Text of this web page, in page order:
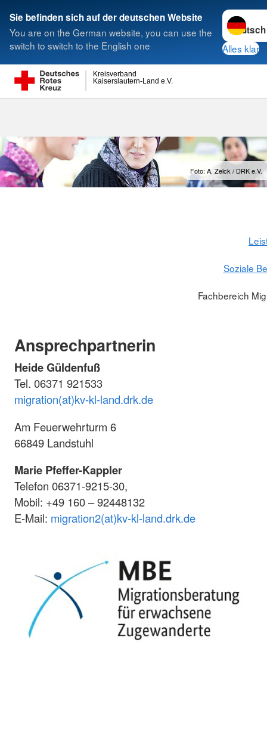
Sie befinden sich auf der deutschen Website
You are on the German website, you can use the
switch to switch to the English one
Sprache
Alles klar
Kaiserslautern-Land e.V.
Kreisverband
Suche
Foto: A. Zelck / DRK e.V.
Soziale
Fachbereich
Ansprechpartnerin
Heide Güldenfuß
Tel. 06371 921533
migration(at)kv-kl-land.drk.de
Am Feuerwehrturm 6
66849 Landstuhl
Marie Pfeffer-Kappler
Telefon 06371-9215-30,
Mobil: +49 160 – 92448132
E-Mail: migration2(at)kv-kl-land.drk.de